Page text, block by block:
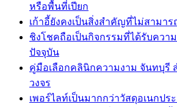
หรือพื้นที่เปียก
เก้าอี้ยังคงเป็นสิ่งสำคัญที่ไม่สามา
ชิงโชคถือเป็นกิจกรรมที่ได้รับควา
ปัจจุบัน
คู่มือเลือกคลินิกความงาม จันทบุรี
วงจร
เพอร์ไลท์เป็นมากกว่าวัสดุอเนกปร